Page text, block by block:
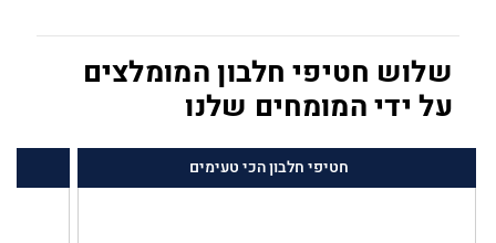
שלוש חטיפי חלבון המומלצים
על ידי המומחים שלנו
חטיפי חלבון הכי טעימים